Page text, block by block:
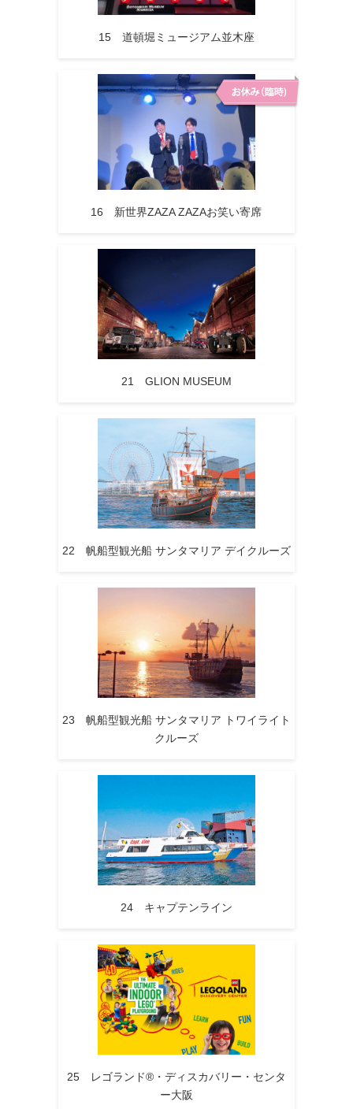
15 道頓堀ミュージアム並木座
16 新世界ZAZA ZAZAお笑い寄席
21 GLION MUSEUM
22 帆船型観光船 サンタマリア デイクルーズ
23 帆船型観光船 サンタマリア トワイライト
クルーズ
24 キャプテンライン
25 レゴランド®・ディスカバリー・センタ
ー大阪